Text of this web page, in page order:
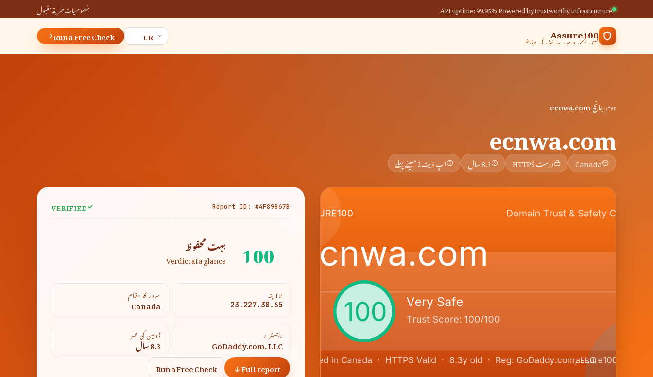
Powered by trustworthy infrastructure
·
API uptime: 99.95% خصوصیاتطریقہمقبول
Assure100 کسی بھی ویب سائٹ کی حفاظت کی جانچ کریں Run a Free Check
ہوم›جانچ›
ecnwa.com
ecnwa.com
Canada درست HTTPS 8.3 سال اپ ڈیٹ2 مہینے پہلے
Report ID: #4F89867B
VERIFIED
100 بہت محفوظ
Verdict at a glance
IP پتہ
23.227.38.65
سرور کا مقام
Canada
رجسٹرار
GoDaddy.com, LLC
ڈومین کی عمر
8.3 سال
Full report ↓
Run a Free Check